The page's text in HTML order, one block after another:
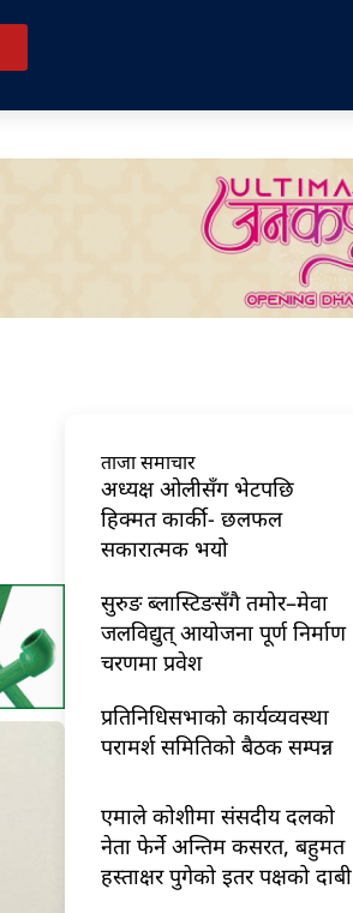
ताजा समाचार
अध्यक्ष ओलीसँग भेटपछि
हिक्मत कार्की- छलफल
सकारात्मक भयो
सुरुङ ब्लास्टिङसँगै तमोर–मेवा
जलविद्युत् आयोजना पूर्ण निर्माण
चरणमा प्रवेश
प्रतिनिधिसभाको कार्यव्यवस्था
परामर्श समितिको बैठक सम्पन्न
एमाले कोशीमा संसदीय दलको
नेता फेर्ने अन्तिम कसरत, बहुमत
हस्ताक्षर पुगेको इतर पक्षको दाबी